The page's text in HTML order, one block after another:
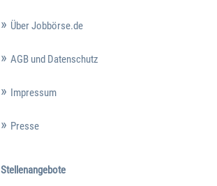
Über Jobbörse.de
AGB und Datenschutz
Impressum
Presse
Stellenangebote